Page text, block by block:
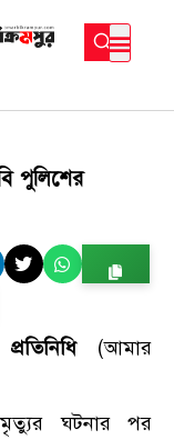
পুলিশের
(আমার
ঘটনার পর